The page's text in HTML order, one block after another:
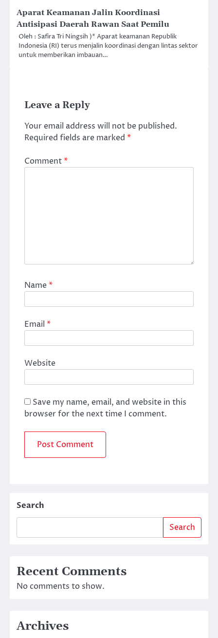
Aparat Keamanan Jalin Koordinasi
Antisipasi Daerah Rawan Saat Pemilu
Oleh : Safira Tri Ningsih )* Aparat keamanan Republik
Indonesia (RI) terus menjalin koordinasi dengan lintas sektor
untuk memberikan imbauan…
Leave a Reply
Your email address will not be published.
Required fields are marked *
Comment*
Name*
Email *
Website
Save my name, email, and website in this
browser for the next time I comment.
Search
Search
Recent Comments
No comments to show.
Archives